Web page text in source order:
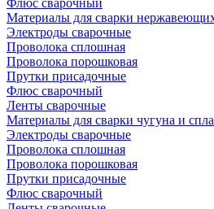
Флюс сварочный
Материалы для сварки
Электроды сварочные
Проволока сплошная
Проволока порошковая
Прутки присадочные
Флюс сварочный
Ленты сварочные
Материалы для сварки чугуна и
Электроды сварочные
Проволока сплошная
Проволока порошковая
Прутки присадочные
Флюс сварочный